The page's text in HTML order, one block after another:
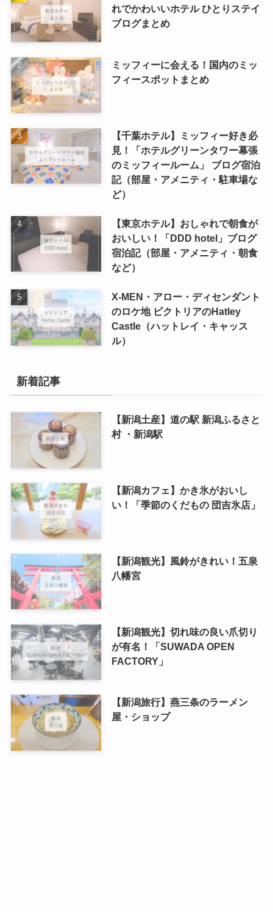
れでかわいいホテル ひとりステイ
ブログまとめ
ミッフィーに会える！国内のミッ
フィースポットまとめ
【千葉ホテル】ミッフィー好き必
見！「ホテルグリーンタワー幕張
のミッフィールーム」 ブログ宿泊
記（部屋・アメニティ・駐車場な
ど）
【東京ホテル】おしゃれで朝食が
おいしい！「DDD hotel」ブログ
宿泊記（部屋・アメニティ・朝食
など）
X-MEN・アロー・ディセンダント
のロケ地 ビクトリアのHatley
Castle（ハットレイ・キャッス
ル）
新着記事
【新潟土産】道の駅 新潟ふるさと
村 ・新潟駅
【新潟カフェ】かき氷がおいし
い！「季節のくだもの 団吉氷店」
【新潟観光】風鈴がきれい！五泉
八幡宮
【新潟観光】切れ味の良い爪切り
が有名！「SUWADA OPEN
FACTORY」
【新潟旅行】燕三条のラーメン
屋・ショップ